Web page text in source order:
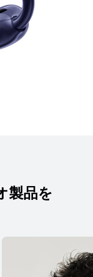
製品を